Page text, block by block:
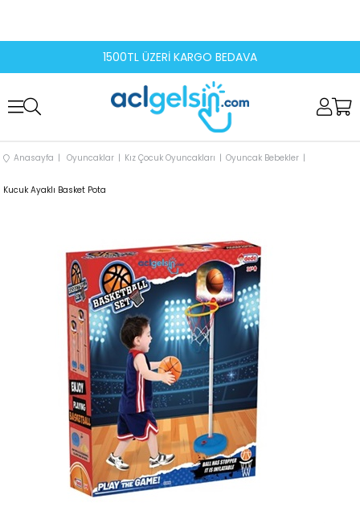
1500TL ÜZERİ KARGO BEDAVA
Anasayfa Oyuncaklar Kız Çocuk Oyuncakları Oyuncak Bebekler
Kucuk Ayaklı Basket Pota